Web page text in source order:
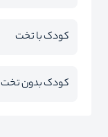
کودک با تخت
کودک بدون تخت